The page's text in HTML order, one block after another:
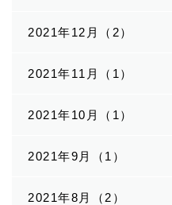
2021年12月（2）
2021年11月（1）
2021年10月（1）
2021年9月（1）
2021年8月（2）